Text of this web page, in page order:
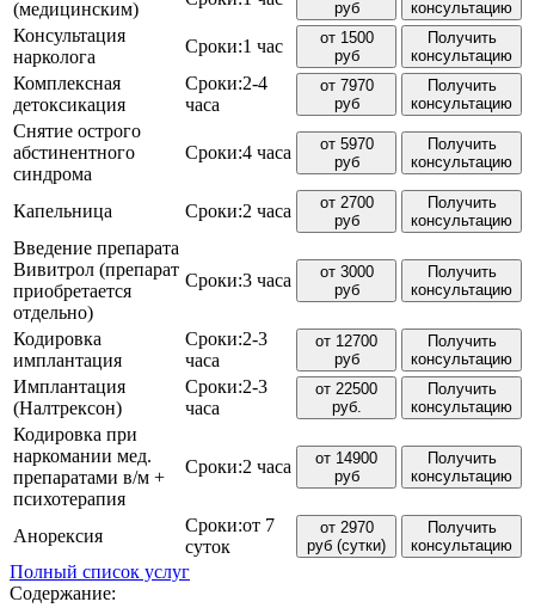
(медицинским) руб консультацию
Консультация
нарколога
Сроки:1 час
от 1500
руб
Получить
консультацию
Комплексная
детоксикация
Сроки:2-4
часа
от 7970
руб
Получить
консультацию
Снятие острого
абстинентного
синдрома
Сроки:4 часа
от 5970
руб
Получить
консультацию
Капельница Сроки:2 часа
от 2700
руб
Получить
консультацию
Введение препарата
Вивитрол (препарат
приобретается
отдельно)
Сроки:3 часа
от 3000
руб
Получить
консультацию
Кодировка
имплантация
Сроки:2-3
часа
от 12700
руб
Получить
консультацию
Имплантация
(Налтрексон)
Сроки:2-3
часа
от 22500
руб.
Получить
консультацию
Кодировка при
наркомании мед.
препаратами в/м +
психотерапия
Сроки:2 часа
от 14900
руб
Получить
консультацию
Анорексия
Сроки:от 7
суток
от 2970
руб (сутки)
Получить
консультацию
Полный список услуг
Содержание: